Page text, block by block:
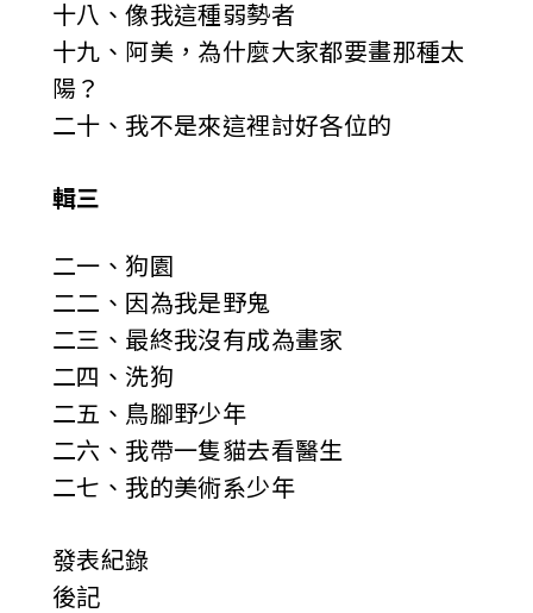
十八、像我這種弱勢者
十九、阿美，為什麼大家都要畫那種太
陽？
二十、我不是來這裡討好各位的
輯三
二一、狗園
二二、因為我是野鬼
二三、最終我沒有成為畫家
二四、洗狗
二五、鳥腳野少年
二六、我帶一隻貓去看醫生
二七、我的美術系少年
發表紀錄
後記